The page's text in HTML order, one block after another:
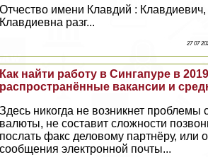
Отчество имени Клавдий : Клавдиевич,
Клавдиевна разг...
27 07
Как найти работу в Сингапуре в
распространённые вакансии и
Здесь никогда не возникнет проблемы
валюты, не составит сложности
послать факс деловому партнёру, или
сообщения электронной почты...